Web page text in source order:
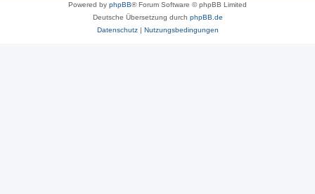
Powered by phpBB® Forum Software © phpBB Limited
Deutsche Übersetzung durch phpBB.de
Datenschutz| Nutzungsbedingungen